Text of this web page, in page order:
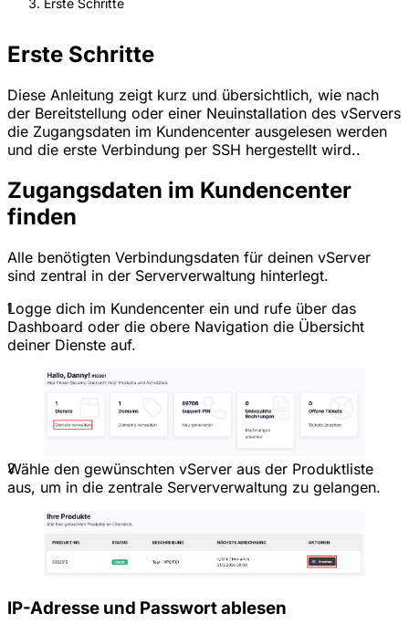
Erste Schritte
Diese Anleitung zeigt kurz und übersichtlich, wie nach
der Bereitstellung oder einer Neuinstallation des vServers
die Zugangsdaten im Kundencenter ausgelesen werden
und die erste Verbindung per SSH hergestellt wird..
Zugangsdaten im Kundencenter
finden
Alle benötigten Verbindungsdaten für deinen vServer
sind zentral in der Serververwaltung hinterlegt.
1
Logge dich im Kundencenter ein und rufe über das
Dashboard oder die obere Navigation die Übersicht
deiner Dienste auf.
2
Wähle den gewünschten vServer aus der Produktliste
aus, um in die zentrale Serververwaltung zu gelangen.
IP-Adresse und Passwort ablesen